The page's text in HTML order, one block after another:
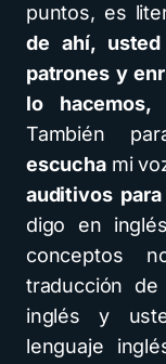
puntos, es
de ahí,
patrones y
lo hacemos,
También
escuchami
auditivos
digo en
conceptos
traducción
inglés y
lenguaje